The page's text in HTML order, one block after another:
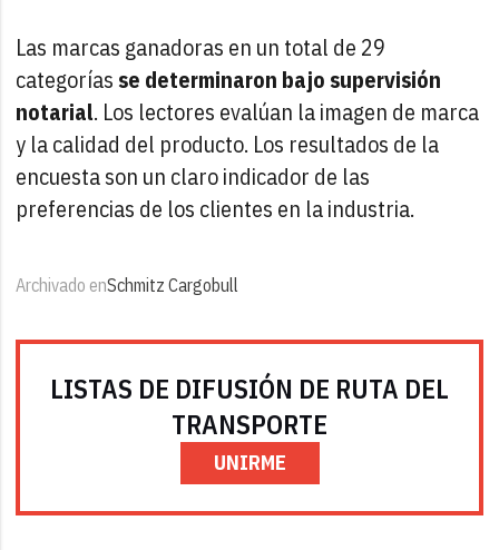
Las marcas ganadoras en un total de 29
categorías se determinaron bajo supervisión
notarial. Los lectores evalúan la imagen de marca
y la calidad del producto. Los resultados de la
encuesta son un claro indicador de las
preferencias de los clientes en la industria.
Archivado enSchmitz Cargobull
LISTAS DE DIFUSIÓN DE RUTA DEL
TRANSPORTE
UNIRME